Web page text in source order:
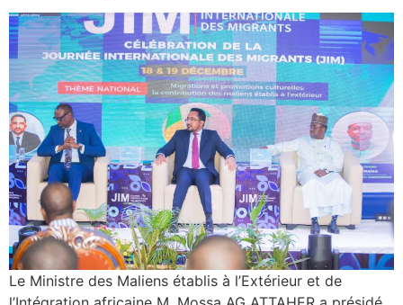
Le Ministre des Maliens établis à l’Extérieur et de